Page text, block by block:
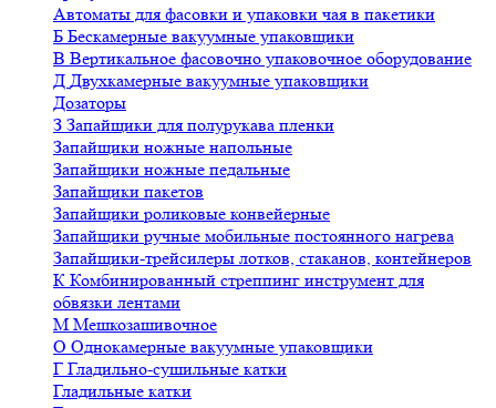
Автоматы для фасовки и упаковки чая в пакетики
Б Бескамерные вакуумные упаковщики
В Вертикальное фасовочно упаковочное оборудование
Д Двухкамерные вакуумные упаковщики
Дозаторы
З Запайщики для полурукава пленки
Запайщики ножные напольные
Запайщики ножные педальные
Запайщики пакетов
Запайщики роликовые конвейерные
Запайщики ручные мобильные постоянного нагрева
Запайщики-трейсилеры лотков, стаканов, контейнеров
К Комбинированный стреппинг инструмент для
обвязки лентами
М Мешкозашивочное
О Однокамерные вакуумные упаковщики
Г Гладильно-сушильные катки
Гладильные катки